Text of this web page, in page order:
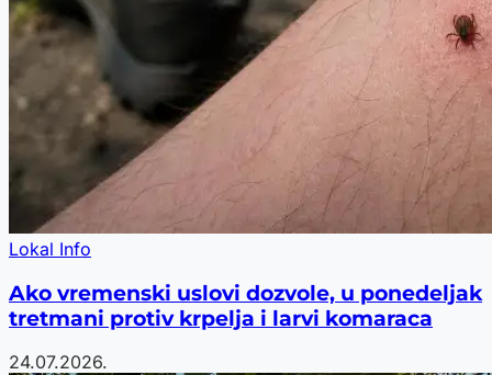
Lokal Info
Ako vremenski uslovi dozvole, u ponedeljak
tretmani protiv krpelja i larvi komaraca
24.07.2026.